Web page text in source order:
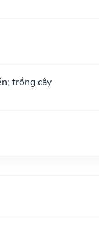
trồng cây